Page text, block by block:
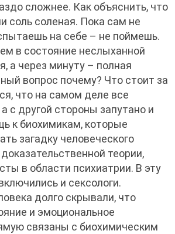
сложнее. Как объяснить, что
соль соленая. Пока сам не
на себе – не поймешь.
в состояние неслыханной
а через минуту – полная
вопрос почему? Что стоит за
что на самом деле все
с другой стороны запутано и
к биохимикам, которые
загадку человеческого
теории,
в области психиатрии. В эту
и сексологи.
долго скрывали, что
и эмоциональное
связаны с биохимическим